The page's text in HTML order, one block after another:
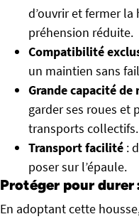
d’ouvrir et fermer
préhension réduite.
Compatibilité
un maintien sans
Grande capacité de
garder ses roues et
transports collectifs.
Transport facilité :
poser sur l’épaule.
Protéger pour
En adoptant cette